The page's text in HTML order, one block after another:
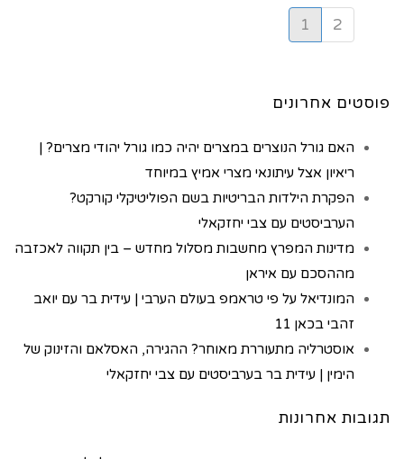
1 2
פוסטים אחרונים
האם גורל הנוצרים במצרים יהיה כמו גורל יהודי מצרים? |
ריאיון אצל עיתונאי מצרי אמיץ במיוחד
הפקרת הילדות הבריטיות בשם הפוליטיקלי קורקט?
הערביסטים עם צבי יחזקאלי
מדינות המפרץ מחשבות מסלול מחדש – בין תקווה לאכזבה
מההסכם עם איראן
המונדיאל על פי טראמפ בעולם הערבי | עידית בר עם יואב
זהבי בכאן 11
אוסטרליה מתעוררת מאוחר? ההגירה, האסלאם והזינוק של
הימין | עידית בר בערביסטים עם צבי יחזקאלי
תגובות אחרונות